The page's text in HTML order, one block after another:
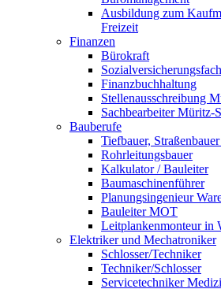
Ausbildung zum
Freizeit
Finanzen
Bürokraft
Finanzbuchhaltung
Stellenausschreibung
Sachbearbeiter Müritz-
Bauberufe
Tiefbauer,
Rohrleitungsbauer
Kalkulator / Bauleiter
Baumaschinenführer
Planungsingenieur
Bauleiter MOT
Leitplankenmonteur in
Elektriker und Mechatroniker
Schlosser/Techniker
Techniker/Schlosser
Servicetechniker